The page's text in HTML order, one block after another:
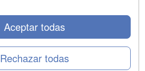
Rechazar todas
Aceptar todas